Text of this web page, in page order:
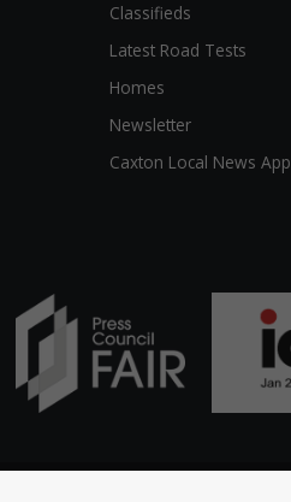
Classifieds
Latest Road Tests
Homes
Newsletter
Caxton Local News App